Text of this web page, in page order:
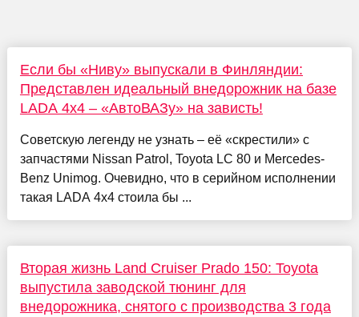
Если бы «Ниву» выпускали в Финляндии:
Представлен идеальный внедорожник на базе
LADA 4x4 – «АвтоВАЗу» на зависть!
Советскую легенду не узнать – её «скрестили» с
запчастями Nissan Patrol, Toyota LC 80 и Mercedes-
Benz Unimog. Очевидно, что в серийном исполнении
такая LADA 4x4 стоила бы ...
Вторая жизнь Land Cruiser Prado 150: Toyota
выпустила заводской тюнинг для
внедорожника, снятого с производства 3 года